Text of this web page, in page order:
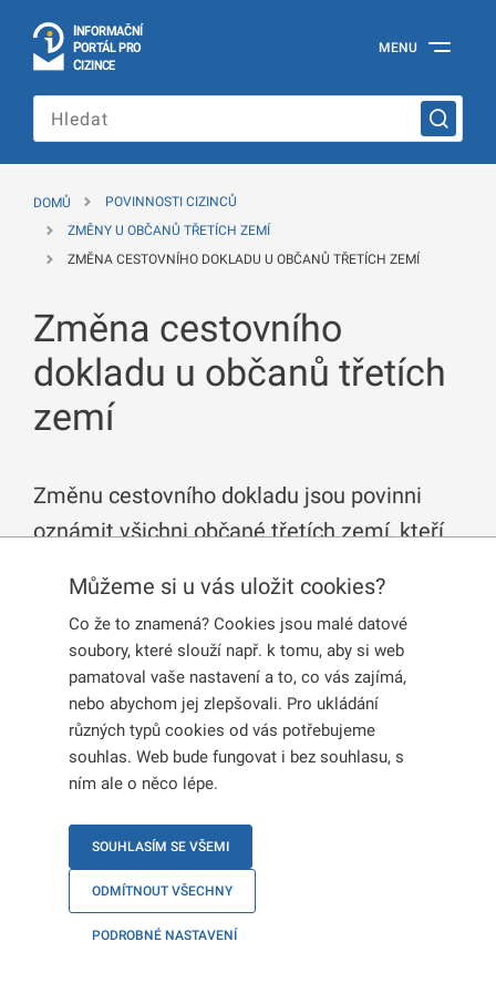
INFORMAČNÍ
PORTÁL PRO
CIZINCE
portál
cizince
Ministerstva
České
republiky
MENU
Můžeme si u vás uložit cookies?
Co že to znamená? Cookies jsou malé datové
soubory, které slouží např. k tomu, aby si web
pamatoval vaše nastavení a to, co vás zajímá,
nebo abychom jej zlepšovali. Pro ukládání
různých typů cookies od vás potřebujeme
souhlas. Web bude fungovat i bez souhlasu, s
ním ale o něco lépe.
SOUHLASÍM SE VŠEMI
ODMÍTNOUT VŠECHNY
PODROBNÉ NASTAVENÍ
DOMŮ
POVINNOSTI CIZINCŮ
ZMĚNY U OBČANŮ TŘETÍCH ZEMÍ
ZMĚNA CESTOVNÍHO DOKLADU U OBČANŮ TŘETÍCH ZEMÍ
Změna cestovního
dokladu u občanů třetích
zemí
Změnu cestovního dokladu jsou povinni
oznámit všichni občané třetích zemí, kteří
dlouhodobého pobytu nebo trvalého pobytu
na území České republiky.
DLOUHODOBÉ VÍZUM
DLOUHODOBÝ; TRVALÝ POBYT
DLOUHODOBÉ VÍZUM